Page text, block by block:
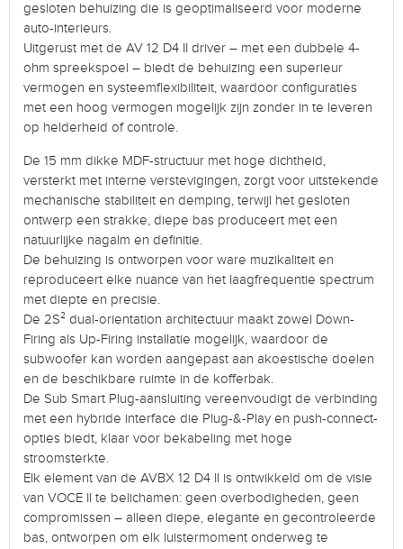
gesloten behuizing die is geoptimaliseerd voor moderne
auto-interieurs.
Uitgerust met de AV 12 D4 II driver – met een dubbele 4-
ohm spreekspoel – biedt de behuizing een superieur
vermogen en systeemflexibiliteit, waardoor configuraties
met een hoog vermogen mogelijk zijn zonder in te leveren
op helderheid of controle.
De 15 mm dikke MDF-structuur met hoge dichtheid,
versterkt met interne verstevigingen, zorgt voor uitstekende
mechanische stabiliteit en demping, terwijl het gesloten
ontwerp een strakke, diepe bas produceert met een
natuurlijke nagalm en definitie.
De behuizing is ontworpen voor ware muzikaliteit en
reproduceert elke nuance van het laagfrequentie spectrum
met diepte en precisie.
De 2S² dual-orientation architectuur maakt zowel Down-
Firing als Up-Firing installatie mogelijk, waardoor de
subwoofer kan worden aangepast aan akoestische doelen
en de beschikbare ruimte in de kofferbak.
De Sub Smart Plug-aansluiting vereenvoudigt de verbinding
met een hybride interface die Plug-&-Play en push-connect-
opties biedt, klaar voor bekabeling met hoge
stroomsterkte.
Elk element van de AVBX 12 D4 II is ontwikkeld om de visie
van VOCE II te belichamen: geen overbodigheden, geen
compromissen – alleen diepe, elegante en gecontroleerde
bas, ontworpen om elk luistermoment onderweg te